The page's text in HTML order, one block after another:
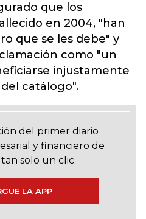
que los
en 2004, "han
que se les debe" y
como "un
injustamente
catálogo".
del primer diario
y financiero de
solo un clic
LA APP